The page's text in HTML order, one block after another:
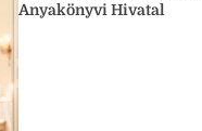
Anyakönyvi Hivatal